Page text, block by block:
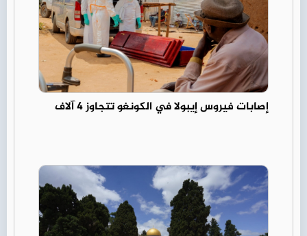
إصابات فيروس إيبولا في الكونغو تتجاوز 4 آلاف